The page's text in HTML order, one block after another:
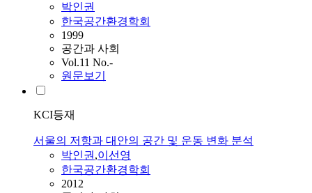
박인권
한국공간환경학회
1999
공간과 사회
Vol.11 No.-
원문보기
KCI등재
서울의 저항과 대안의 공간 및 운동 변화 분석
박인권,이선영
한국공간환경학회
2012